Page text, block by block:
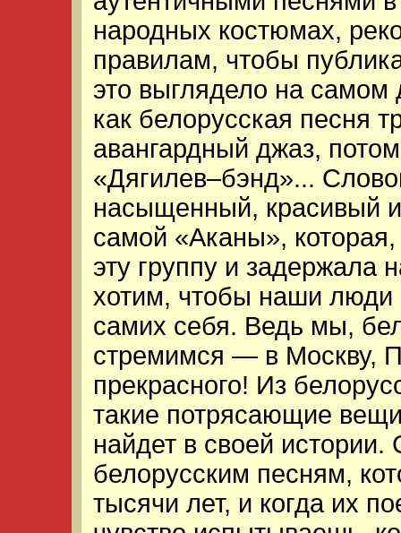
народных костюмах,
правилам, чтобы
это выглядело на самом
как белорусская песня
авангардный джаз,
«Дягилев–бэнд»...
насыщенный, красивый
самой «Аканы»,
эту группу и задержала
хотим, чтобы наши люди
самих себя. Ведь мы,
стремимся — в Москву,
прекрасного! Из
такие потрясающие
найдет в своей
белорусским песням,
тысячи лет, и когда их